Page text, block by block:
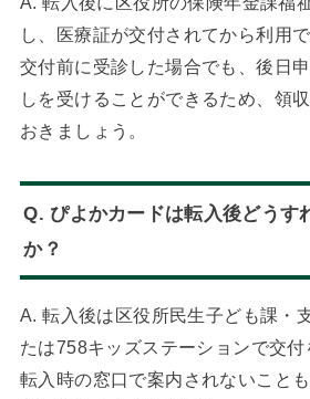
し、医療証が交付されてから利用で
交付前に受診した場合でも、後日
しを受けることができるため、領
おきましょう。
Q. ぴよかカードは転入後どうす
か？
A. 転入後は区役所民生子ども課・
たは758キッズステーションで交付
転入時の窓口で案内されないこと